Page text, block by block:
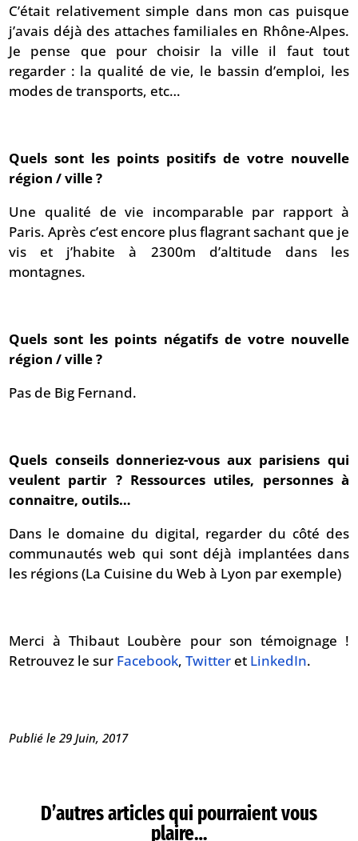
C’était relativement simple dans mon cas puisque
j’avais déjà des attaches familiales en Rhône-Alpes.
Je pense que pour choisir la ville il faut tout
regarder : la qualité de vie, le bassin d’emploi, les
modes de transports, etc…
Quels sont les points positifs de votre nouvelle
région / ville ?
Une qualité de vie incomparable par rapport à
Paris. Après c’est encore plus flagrant sachant que je
vis et j’habite à 2300m d’altitude dans les
montagnes.
Quels sont les points négatifs de votre nouvelle
région / ville ?
Pas de Big Fernand.
Quels conseils donneriez-vous aux parisiens qui
veulent partir ? Ressources utiles, personnes à
connaitre, outils…
Dans le domaine du digital, regarder du côté des
communautés web qui sont déjà implantées dans
les régions (La Cuisine du Web à Lyon par exemple)
Merci à Thibaut Loubère pour son témoignage !
Retrouvez le sur Facebook,Twitter et LinkedIn.
Publié le 29 Juin, 2017
D’autres articles qui pourraient vous
plaire…